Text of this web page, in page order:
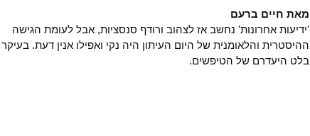
מאת חיים ברעם
'ידיעות אחרונות' נחשב אז לצהוב ורודף סנסציות, אבל לעומת הגישה
ההיסטרית והלאומנית של היום העיתון היה נקי ואפילו אנין דעת. בעיקר
בלט היעדרם של הטיפשים.